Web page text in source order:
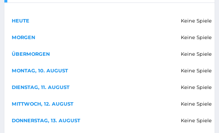
HEUTE Keine Spiele
MORGEN Keine Spiele
ÜBERMORGEN Keine Spiele
MONTAG, 10. AUGUST Keine Spiele
DIENSTAG, 11. AUGUST Keine Spiele
MITTWOCH, 12. AUGUST Keine Spiele
DONNERSTAG, 13. AUGUST Keine Spiele